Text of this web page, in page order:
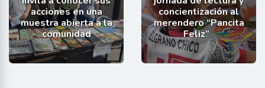
acciones en una
muestra abierta a la
comunidad
concientización al
merendero “Pancita
Feliz”